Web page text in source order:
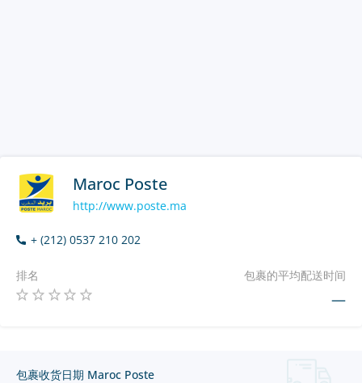
Maroc Poste
http://www.poste.ma
+ (212) 0537 210 202
排名 包裹的平均配送时间
—
包裹收货日期 Maroc Poste